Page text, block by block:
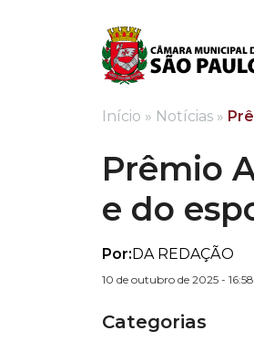
Prêmio
Início » Notícias »
Prêmio
e do
Por:DA REDAÇÃO
10 de outubro de 2025 - 16:58
Categorias